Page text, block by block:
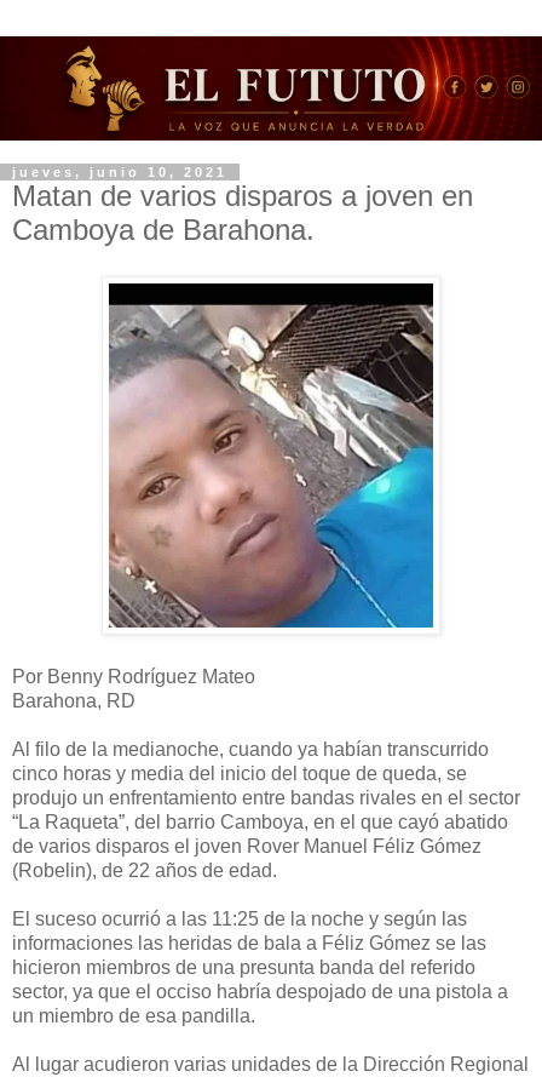
jueves, junio 10, 2021
Matan de varios disparos a joven en
Camboya de Barahona.
Por Benny Rodríguez Mateo
Barahona, RD
Al filo de la medianoche, cuando ya habían transcurrido
cinco horas y media del inicio del toque de queda, se
produjo un enfrentamiento entre bandas rivales en el sector
“La Raqueta”, del barrio Camboya, en el que cayó abatido
de varios disparos el joven Rover Manuel Féliz Gómez
(Robelin), de 22 años de edad.
El suceso ocurrió a las 11:25 de la noche y según las
informaciones las heridas de bala a Féliz Gómez se las
hicieron miembros de una presunta banda del referido
sector, ya que el occiso habría despojado de una pistola a
un miembro de esa pandilla.
Al lugar acudieron varias unidades de la Dirección Regional